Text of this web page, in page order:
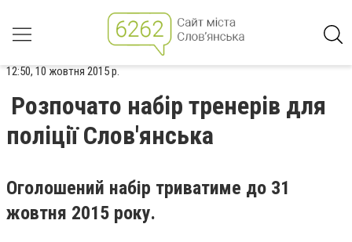
12:50, 10 жовтня 2015 р.
Розпочато набір тренерів для
поліції Слов'янська
Оголошений набір триватиме до 31
жовтня 2015 року.